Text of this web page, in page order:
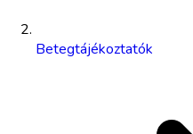
Betegtájékoztatók